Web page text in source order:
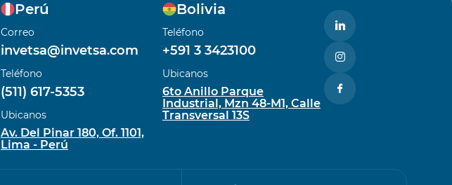
Perú
Correo
invetsa@invetsa.com
Teléfono
(511) 617-5353
Ubicanos
Av. Del Pinar 180, Of. 1101,
Lima - Perú
Bolivia
Teléfono
+591 3 3423100
Ubicanos
6to Anillo Parque
Industrial, Mzn 48-M1, Calle
Transversal 13S